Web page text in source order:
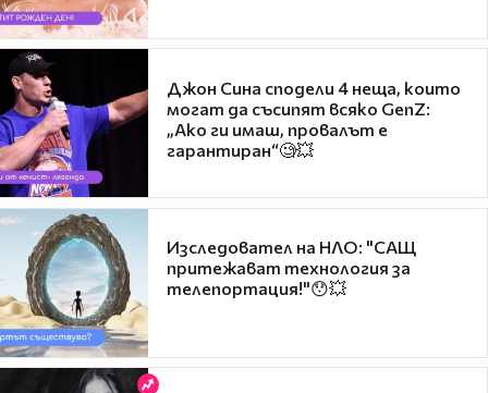
Джон Сина сподели 4 неща, които
могат да съсипят всяко GenZ:
„Ако ги имаш, провалът е
гарантиран“🧐💥
Изследовател на НЛО: "САЩ
притежават технология за
телепортация!"😯💥